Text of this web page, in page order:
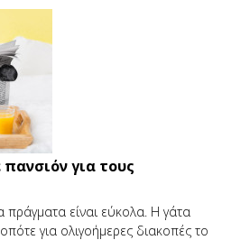
για τους
πράγματα είναι εύκολα. Η γάτα
για ολιγοήμερες διακοπές το